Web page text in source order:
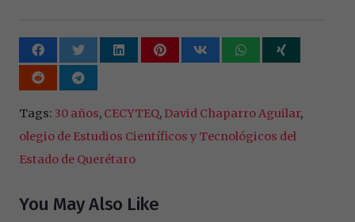
Tags: 30 años, CECYTEQ, David Chaparro Aguilar,
olegio de Estudios Científicos y Tecnológicos del
Estado de Querétaro
You May Also Like